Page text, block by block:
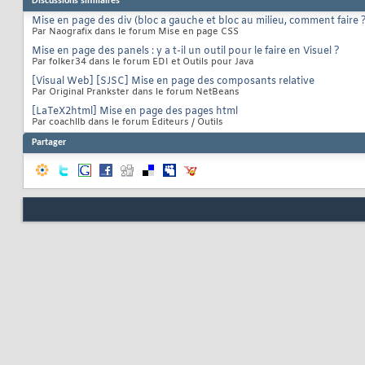
Mise en page des div (bloc a gauche et bloc au milieu, comment faire
Par Naografix dans le forum Mise en page CSS
Mise en page des panels : y a t-il un outil pour le faire en Visuel ?
Par folker34 dans le forum EDI et Outils pour Java
[Visual Web] [SJSC] Mise en page des composants relative
Par Original Prankster dans le forum NetBeans
[LaTeX2html] Mise en page des pages html
Par coachllb dans le forum Editeurs / Outils
Partager